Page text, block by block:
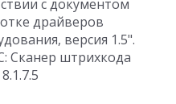
с документом
драйверов
версия 1.5".
Сканер штрихкода